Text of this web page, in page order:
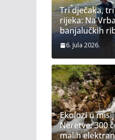
Tri dječaka,
rijeka: Na
banjalučkih
6. Jula 2026.
Ekolozi u
Neretve: 300
malih